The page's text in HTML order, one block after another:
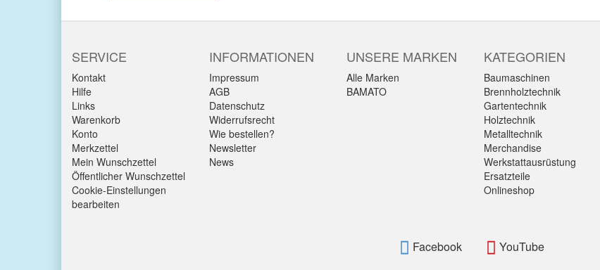
SERVICE
Kontakt
Hilfe
Links
Warenkorb
Konto
Merkzettel
Mein Wunschzettel
Öffentlicher Wunschzettel
Cookie-Einstellungen
bearbeiten
INFORMATIONEN
Impressum
AGB
Datenschutz
Widerrufsrecht
Wie bestellen?
Newsletter
News
UNSERE MARKEN
Alle Marken
BAMATO
KATEGORIEN
Baumaschinen
Brennholztechnik
Gartentechnik
Holztechnik
Metalltechnik
Merchandise
Werkstattausrüstung
Ersatzteile
Onlineshop
Facebook YouTube